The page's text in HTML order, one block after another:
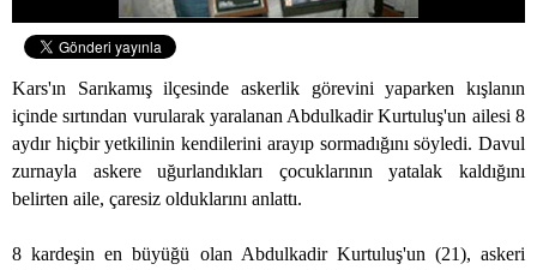
Kars'ın Sarıkamış ilçesinde askerlik görevini yaparken kışlanın
içinde sırtından vurularak yaralanan Abdulkadir Kurtuluş'un ailesi 8
aydır hiçbir yetkilinin kendilerini arayıp sormadığını söyledi. Davul
zurnayla askere uğurlandıkları çocuklarının yatalak kaldığını
belirten aile, çaresiz olduklarını anlattı.
8 kardeşin en büyüğü olan Abdulkadir Kurtuluş'un (21), askeri